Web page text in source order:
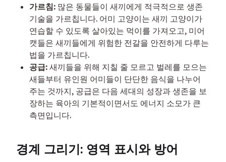
가르침: 많은 동물들이 새끼에게 적극적으로 생존
기술을 가르칩니다. 어미 고양이는 새끼 고양이가
연습할 수 있도록 살아있는 먹이를 가져오고, 미어
캣들은 새끼들에게 위험한 전갈을 안전하게 다루는
법을 가르칩니다.
공급: 새끼들을 위해 지칠 줄 모르고 벌레를 모으는
새들부터 유인원 어미들이 단단한 음식을 나누어
주는 것까지, 공급은 다음 세대의 성장과 생존을 보
장하는 육아의 기본적이면서도 에너지 소모가 큰
측면입니다.
경계 그리기: 영역 표시와 방어